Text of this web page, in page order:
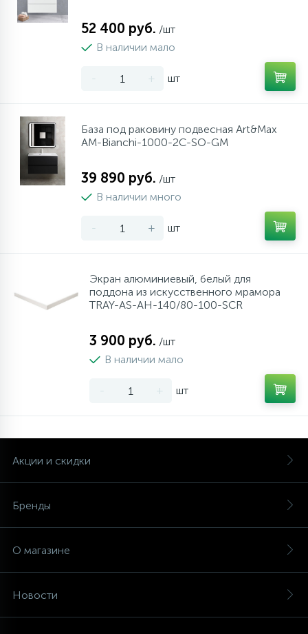
52 400 руб. /шт
В наличии мало
- + шт
База под раковину подвесная Art&Max
AM-Bianchi-1000-2C-SO-GM
39 890 руб. /шт
В наличии много
- + шт
Экран алюминиевый, белый для
поддона из искусственного мрамора
TRAY-AS-AH-140/80-100-SCR
3 900 руб. /шт
В наличии мало
- + шт
Акции и скидки
Бренды
О магазине
Новости